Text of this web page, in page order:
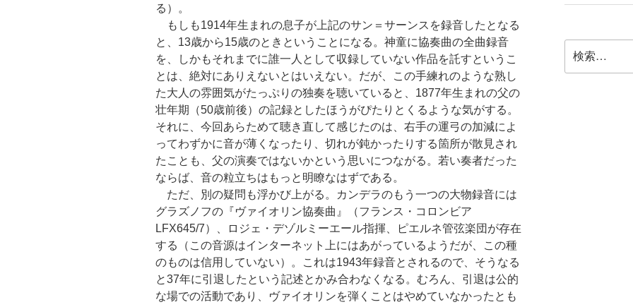
る）。
もしも1914年生まれの息子が上記のサン＝サーンスを録音したとなる
と、13歳から15歳のときということになる。神童に協奏曲の全曲録音
を、しかもそれまでに誰一人として収録していない作品を託すというこ
とは、絶対にありえないとはいえない。だが、この手練れのような熟し
た大人の雰囲気がたっぷりの独奏を聴いていると、1877年生まれの父の
壮年期（50歳前後）の記録としたほうがぴたりとくるような気がする。
それに、今回あらためて聴き直して感じたのは、右手の運弓の加減によ
ってわずかに音が薄くなったり、切れが鈍かったりする箇所が散見され
たことも、父の演奏ではないかという思いにつながる。若い奏者だった
ならば、音の粒立ちはもっと明瞭なはずである。
ただ、別の疑問も浮かび上がる。カンデラのもう一つの大物録音には
グラズノフの『ヴァイオリン協奏曲』（フランス・コロンビア
LFX645/7）、ロジェ・デゾルミーエール指揮、ピエルネ管弦楽団が存在
する（この音源はインターネット上にはあがっているようだが、この種
のものは信用していない）。これは1943年録音とされるので、そうなる
と37年に引退したという記述とかみ合わなくなる。むろん、引退は公的
な場での活動であり、ヴァイオリンを弾くことはやめていなかったとも
索: